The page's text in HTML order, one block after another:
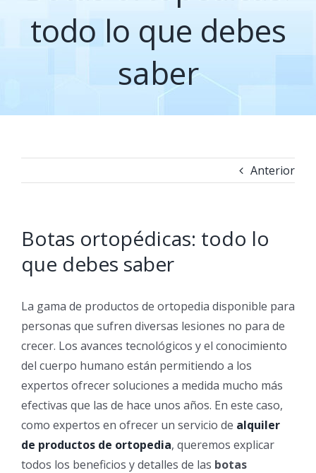
todo lo que debes
saber
Anterior
Botas ortopédicas: todo lo
que debes saber
La gama de productos de ortopedia disponible para
personas que sufren diversas lesiones no para de
crecer. Los avances tecnológicos y el conocimiento
del cuerpo humano están permitiendo a los
expertos ofrecer soluciones a medida mucho más
efectivas que las de hace unos años. En este caso,
como expertos en ofrecer un servicio de alquiler
de productos de ortopedia, queremos explicar
todos los beneficios y detalles de las botas